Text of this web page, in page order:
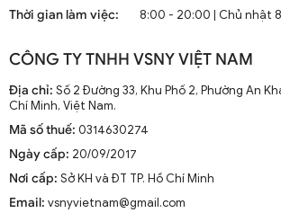
sống. Chúng kết hợp công nghệ tiên
1.2. Cấu Tạo và Nguyên Lý Hoạt Động
Cấu trúc tổng thể của quạt trần cánh
cơ, cánh quạt, bộ điều khiển và thân
được chế tạo từ chất liệu như gỗ, kim
Thời gian làm việc:
8:00 - 20:00 | Chủ nhật
CÔNG TY TNHH VSNY VIỆT NAM
Địa chỉ: Số 2 Đường 33, Khu Phố 2, Phường An
Chí Minh, Việt Nam.
Mã số thuế: 0314630274
Ngày cấp: 20/09/2017
Nơi cấp: Sở KH và ĐT TP. Hồ Chí Minh
Email: vsnyvietnam@gmail.com